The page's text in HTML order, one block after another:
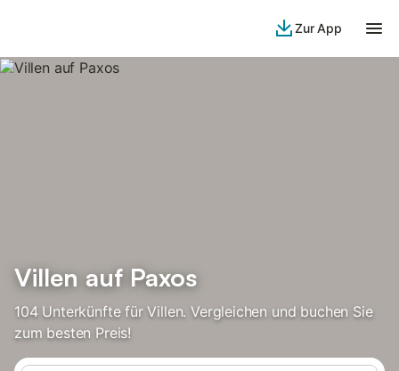
Zur App
Villen auf Paxos
104 Unterkünfte für Villen. Vergleichen und buchen Sie
zum besten Preis!